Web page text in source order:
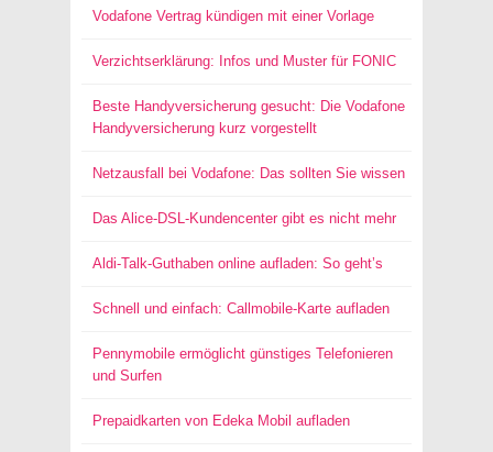
Vodafone Vertrag kündigen mit einer Vorlage
Verzichtserklärung: Infos und Muster für FONIC
Beste Handyversicherung gesucht: Die Vodafone
Handyversicherung kurz vorgestellt
Netzausfall bei Vodafone: Das sollten Sie wissen
Das Alice-DSL-Kundencenter gibt es nicht mehr
Aldi-Talk-Guthaben online aufladen: So geht’s
Schnell und einfach: Callmobile-Karte aufladen
Pennymobile ermöglicht günstiges Telefonieren
und Surfen
Prepaidkarten von Edeka Mobil aufladen